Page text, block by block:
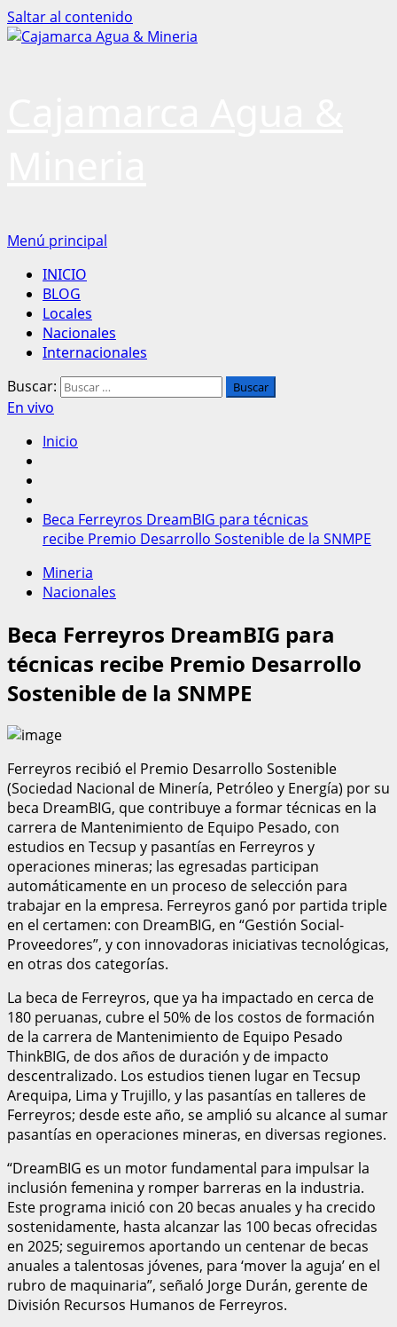
Saltar al contenido
Menú principal
INICIO
BLOG
Locales
Nacionales
Internacionales
Buscar:
En vivo
Inicio
Beca Ferreyros DreamBIG para técnicas
recibe Premio Desarrollo Sostenible de la SNMPE
Mineria
Nacionales
Beca Ferreyros DreamBIG para
técnicas recibe Premio Desarrollo
Sostenible de la SNMPE
Ferreyros recibió el Premio Desarrollo Sostenible
(Sociedad Nacional de Minería, Petróleo y Energía) por su
beca DreamBIG, que contribuye a formar técnicas en la
carrera de Mantenimiento de Equipo Pesado, con
estudios en Tecsup y pasantías en Ferreyros y
operaciones mineras; las egresadas participan
automáticamente en un proceso de selección para
trabajar en la empresa. Ferreyros ganó por partida triple
en el certamen: con DreamBIG, en “Gestión Social-
Proveedores”, y con innovadoras iniciativas tecnológicas,
en otras dos categorías.
La beca de Ferreyros, que ya ha impactado en cerca de
180 peruanas, cubre el 50% de los costos de formación
de la carrera de Mantenimiento de Equipo Pesado
ThinkBIG, de dos años de duración y de impacto
descentralizado. Los estudios tienen lugar en Tecsup
Arequipa, Lima y Trujillo, y las pasantías en talleres de
Ferreyros; desde este año, se amplió su alcance al sumar
pasantías en operaciones mineras, en diversas regiones.
“DreamBIG es un motor fundamental para impulsar la
inclusión femenina y romper barreras en la industria.
Este programa inició con 20 becas anuales y ha crecido
sostenidamente, hasta alcanzar las 100 becas ofrecidas
en 2025; seguiremos aportando un centenar de becas
anuales a talentosas jóvenes, para ‘mover la aguja’ en el
rubro de maquinaria”, señaló Jorge Durán, gerente de
División Recursos Humanos de Ferreyros.